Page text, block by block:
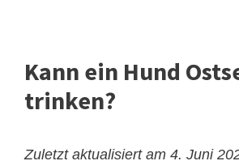
Kann ein Hund
trinken?
Zuletzt aktualisiert am 4. Juni